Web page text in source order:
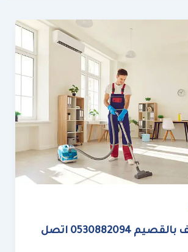
شركة تنظيف بالقصيم 0530882094 اتصل